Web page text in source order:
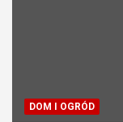
DOM I OGRÓD